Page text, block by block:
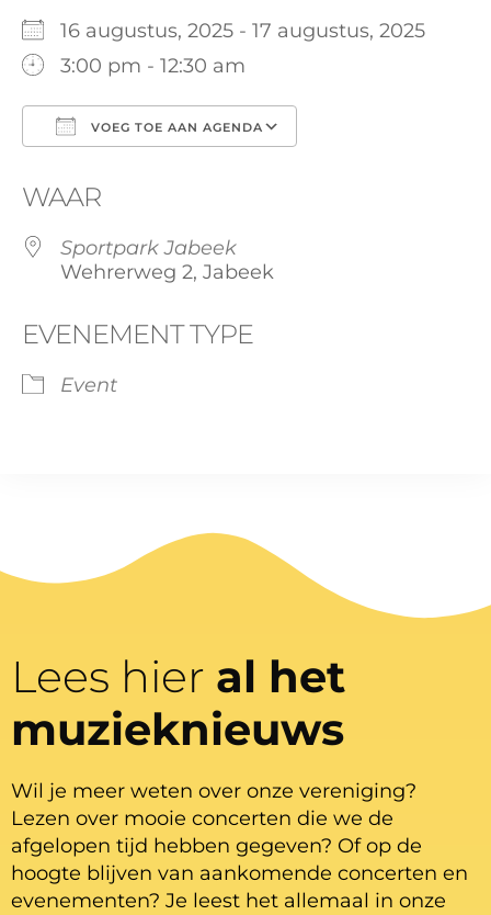
16 augustus, 2025 - 17 augustus, 2025
3:00 pm - 12:30 am
VOEG TOE AAN AGENDA
WAAR
Sportpark Jabeek
Wehrerweg 2, Jabeek
EVENEMENT TYPE
Event
Lees hier al het
muzieknieuws
Wil je meer weten over onze vereniging?
Lezen over mooie concerten die we de
afgelopen tijd hebben gegeven? Of op de
hoogte blijven van aankomende concerten en
evenementen? Je leest het allemaal in onze